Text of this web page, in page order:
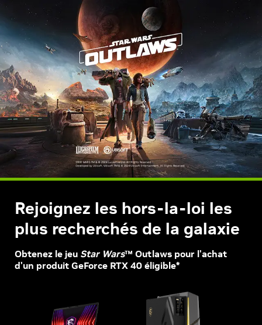
Rejoignez les hors-la-loi les
plus recherchés de la galaxie
Obtenez le jeu Star Wars™ Outlaws pour l'achat
d'un produit GeForce RTX 40 éligible*